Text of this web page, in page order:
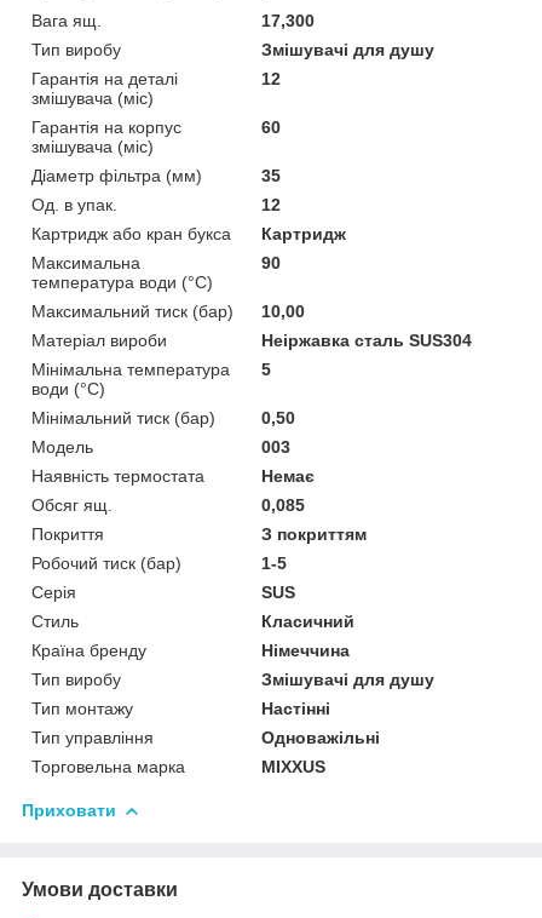
Вага ящ.
17,300
Тип виробу
Змішувачі для душу
Гарантія на деталі
змішувача (міс)
12
Гарантія на корпус
змішувача (міс)
60
Діаметр фільтра (мм)
35
Од. в упак.
12
Картридж або кран букса
Картридж
Максимальна
температура води (°C)
90
Максимальний тиск (бар)
10,00
Матеріал вироби
Неіржавка сталь SUS304
Мінімальна температура
води (°C)
5
Мінімальний тиск (бар)
0,50
Мoдель
003
Наявність термостата
Немає
Обсяг ящ.
0,085
Покриття
З покриттям
Робочий тиск (бар)
1-5
Серія
SUS
Стиль
Класичний
Країна бренду
Німеччина
Тип виробу
Змішувачі для душу
Тип монтажу
Настінні
Тип управління
Одноважільні
Торговельна марка
MIXXUS
Приховати
Умови доставки